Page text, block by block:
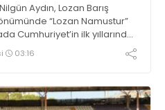
Aydın, Lozan Barış
“Lozan Namustur”
Cumhuriyet’in ilk yıllarında
24 Temmuz’un Lozan
03:16